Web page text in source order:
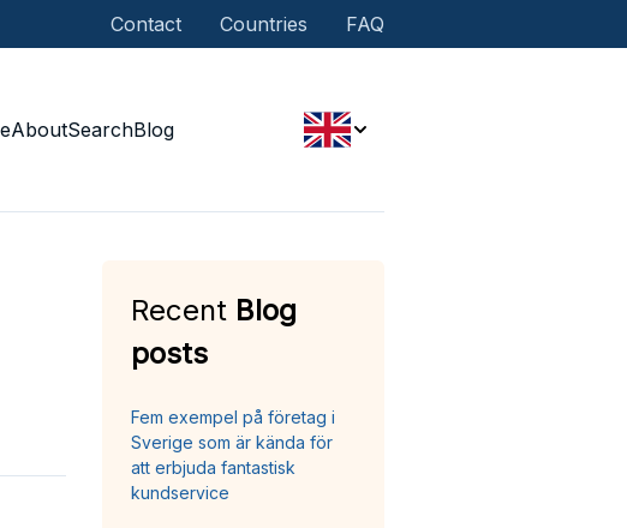
Contact Countries FAQ
AboutSearchBlog
Recent Blog
posts
Fem exempel på företag i
Sverige som är kända för
att erbjuda fantastisk
kundservice